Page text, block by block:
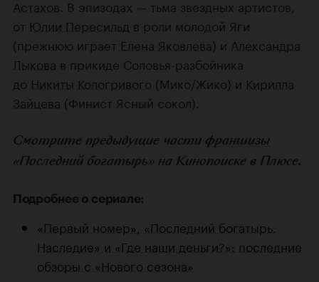
Астахов . В эпизодах — тьма звездных артистов,
от Юлии Пересильд в роли молодой Яги
(прежнюю играет Елена Яковлева) и Александра
Лыкова в прикиде Соловья-разбойника
до Никиты Кологривого (Мико/Жико) и Кирилла
Зайцева (Финист Ясный сокол).
Смотрите предыдущие части франшизы
«Последний богатырь» на Кинопоиске в Плюсе.
Подробнее о сериале:
«Первый номер», «Последний богатырь.
Наследие» и «Где наши деньги?»: последние
обзоры с «Нового сезона»